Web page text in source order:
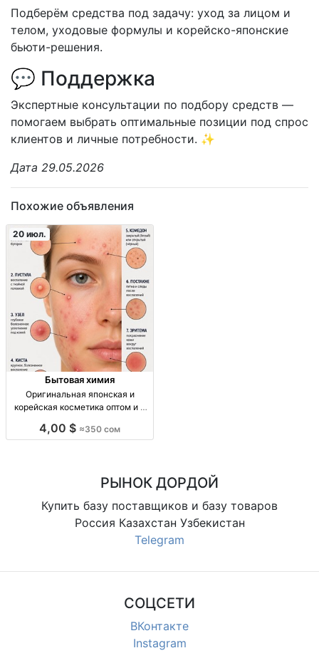
Подберём средства под задачу: уход за лицом и
телом, уходовые формулы и корейско-японские
бьюти-решения.
💬 Поддержка
Экспертные консультации по подбору средств —
помогаем выбрать оптимальные позиции под спрос
клиентов и личные потребности. ✨
Дата 29.05.2026
Похожие объявления
20 июл.
Бытовая химия
Оригинальная японская и
корейская косметика оптом и в
СНГ опт/розн: яп. и корейская
4,00 $ ≈350 сом
РЫНОК ДОРДОЙ
Купить базу поставщиков и базу товаров
Россия Казахстан Узбекистан
Telegram
СОЦСЕТИ
ВКонтакте
Instagram